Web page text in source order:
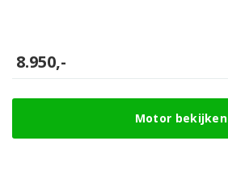
8.950,-
Motor bekijken